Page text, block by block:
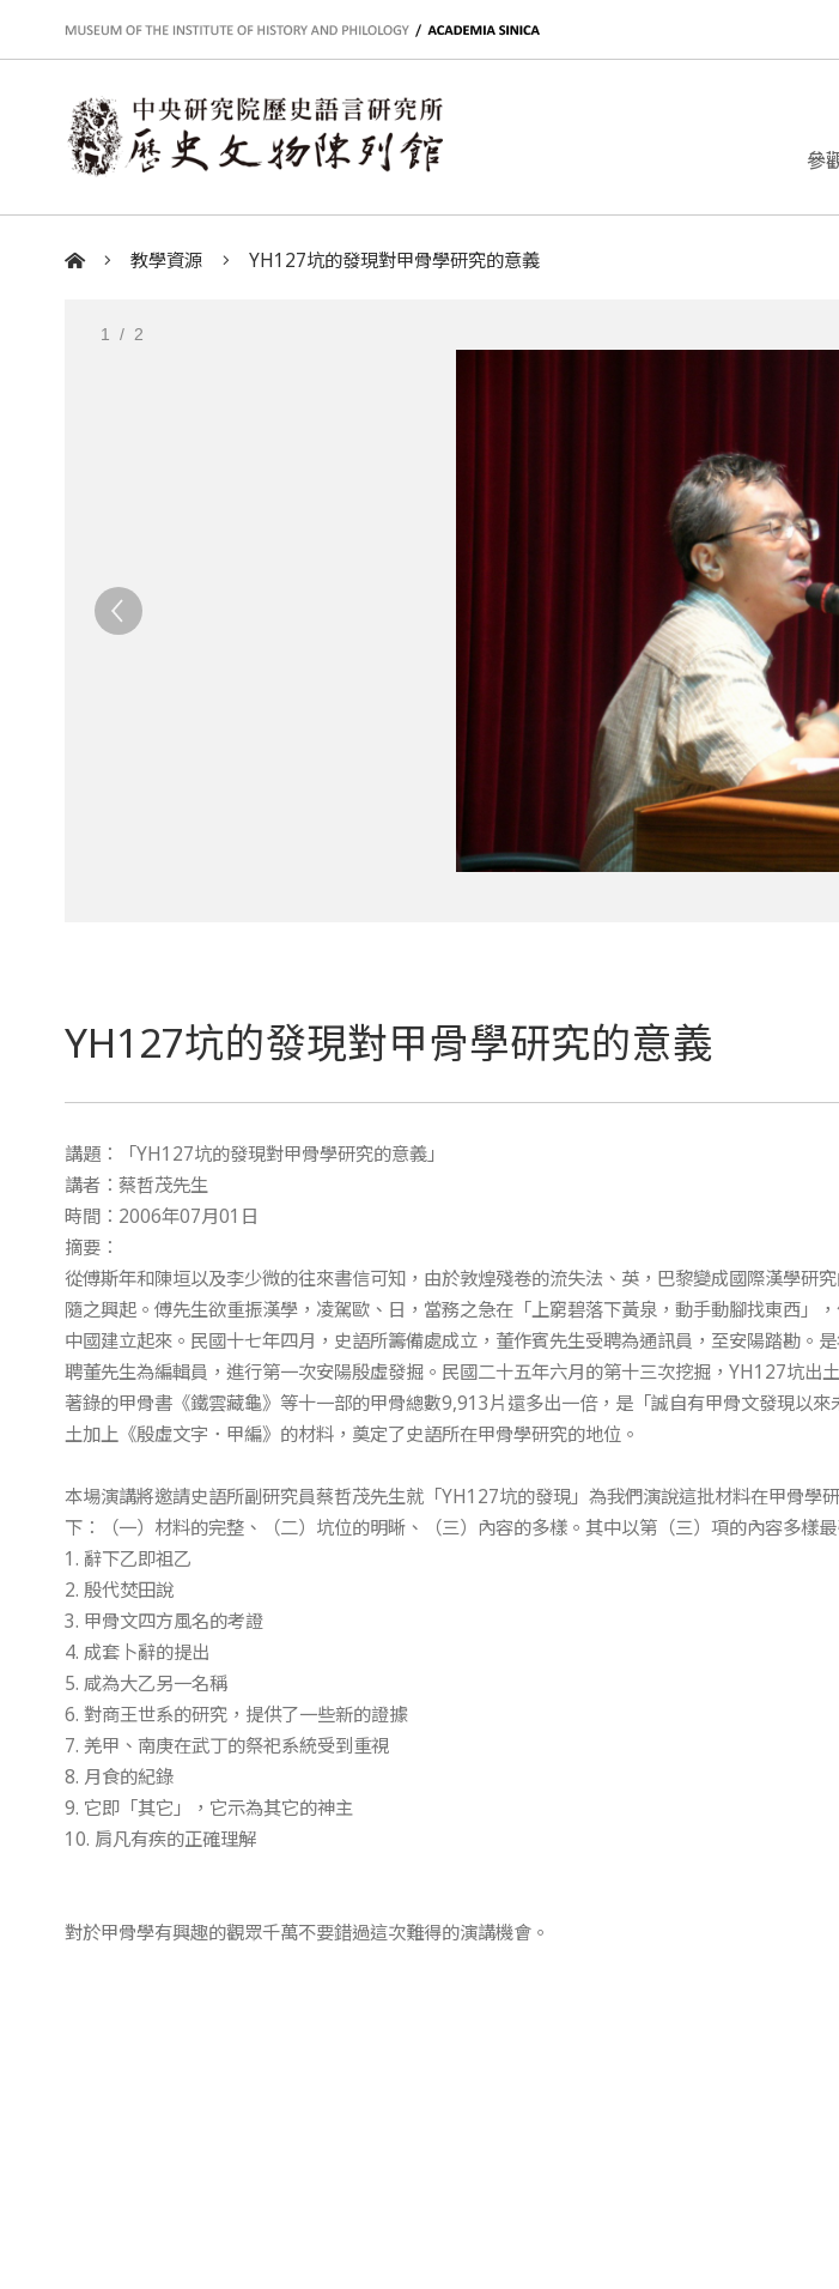
:::
參
教學資源 YH127坑的發現對甲骨學研究的意義
1 / 2
YH127坑的發現對甲骨學研究的意義
講題：「YH127坑的發現對甲骨學研究的意義」
講者：蔡哲茂先生
時間：2006年07月01日
摘要：
從傅斯年和陳垣以及李少微的往來書信可知，由於敦煌殘卷的流失法、英，巴黎變成國際漢學研
隨之興起。傅先生欲重振漢學，凌駕歐、日，當務之急在「上窮碧落下黃泉，動手動腳找東西」
中國建立起來。民國十七年四月，史語所籌備處成立，董作賓先生受聘為通訊員，至安陽踏勘。
聘董先生為編輯員，進行第一次安陽殷虛發掘。民國二十五年六月的第十三次挖掘，YH127坑出
著錄的甲骨書《鐵雲藏龜》等十一部的甲骨總數9,913片還多出一倍，是「誠自有甲骨文發現以來
土加上《殷虛文字．甲編》的材料，奠定了史語所在甲骨學研究的地位。
本場演講將邀請史語所副研究員蔡哲茂先生就「YH127坑的發現」為我們演說這批材料在甲骨學
下：（一）材料的完整、（二）坑位的明晰、（三）內容的多樣。其中以第（三）項的內容多樣
1. 辭下乙即祖乙
2. 殷代焚田說
3. 甲骨文四方風名的考證
4. 成套卜辭的提出
5. 咸為大乙另一名稱
6. 對商王世系的研究，提供了一些新的證據
7. 羌甲、南庚在武丁的祭祀系統受到重視
8. 月食的紀錄
9. 它即「其它」，它示為其它的神主
10. 肩凡有疾的正確理解
對於甲骨學有興趣的觀眾千萬不要錯過這次難得的演講機會。